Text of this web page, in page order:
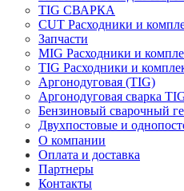
TIG СВАРКА
CUT Расходники и
Запчасти
MIG Расходники и
TIG Расходники и
Аргонодуговая (TIG)
Аргонодуговая сварка
Бензиновый сварочный
Двухпостовые и
О компании
Оплата и доставка
Партнеры
Контакты